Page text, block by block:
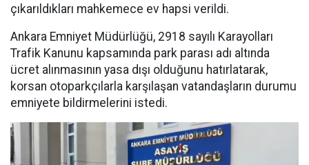
çıkarıldıkları mahkemece ev hapsi verildi.
Ankara Emniyet Müdürlüğü, 2918 sayılı Karayolları
Trafik Kanunu kapsamında park parası adı altında
ücret alınmasının yasa dışı olduğunu hatırlatarak,
korsan otoparkçılarla karşılaşan vatandaşların durumu
emniyete bildirmelerini istedi.